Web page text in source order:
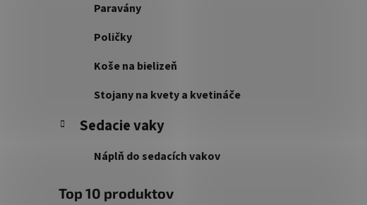
Paravány
Poličky
Koše na bielizeň
Stojany na kvety a kvetináče
Sedacie vaky
Náplň do sedacích vakov
Top 10 produktov